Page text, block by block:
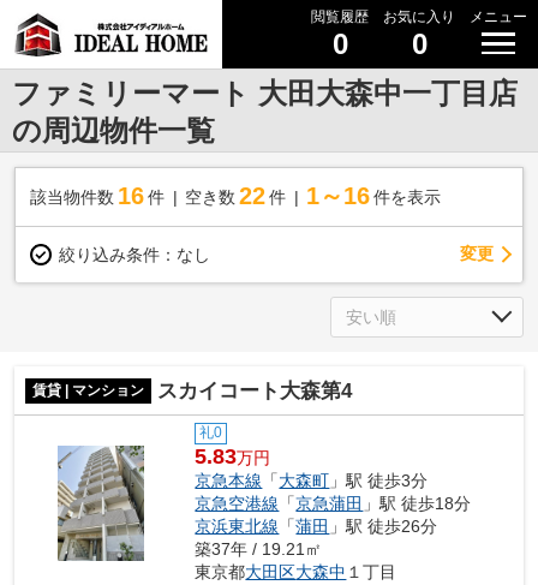
閲覧履歴
0
お気に入り
0
メニュー
ファミリーマート 大田大森中一丁目店
の周辺物件一覧
該当物件数 16件 空き数 22 件 1～16 件を表示
絞り込み条件： なし 変更
賃貸 | マンション スカイコート大森第4
礼0
5.83万円
京急本線 「大森町 」駅 徒歩3分
京急空港線 「京急蒲田 」駅 徒歩18分
京浜東北線 「蒲田 」駅 徒歩26分
築37年 / 19.21㎡
東京都大田区大森中 １丁目